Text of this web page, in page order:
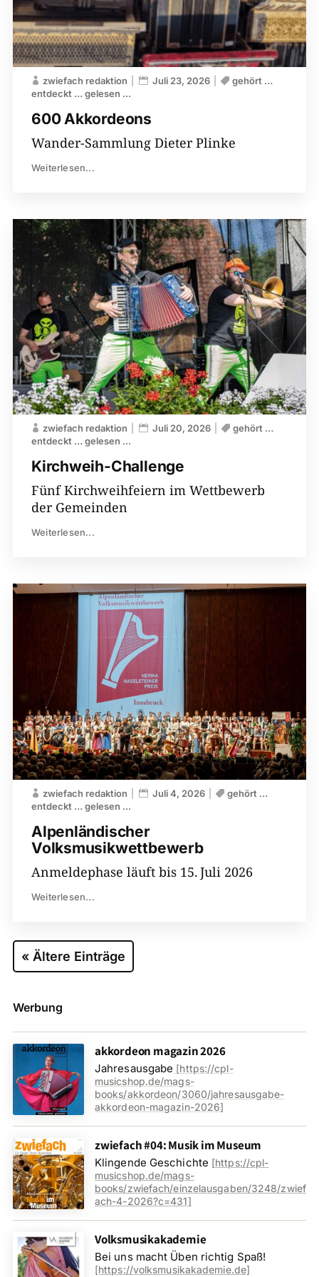
600 Akkordeons
zwiefach redaktion Juli 23, 2026
gehört …
entdeckt … gelesen ...
Wander-Sammlung Dieter Plinke
Weiterlesen...
Kirchweih-​Challenge
zwiefach redaktion Juli 20, 2026
gehört …
entdeckt … gelesen ...
Fünf Kirchweihfeiern im Wettbewerb
der Gemeinden
Weiterlesen...
Alpenländischer
Volksmusikwettbewerb
zwiefach redaktion Juli 4, 2026
gehört …
entdeckt … gelesen ...
Anmeldephase läuft bis 15. Juli 2026
Weiterlesen...
« Ältere Einträge
Werbung
akkordeon magazin 2026
Jahresausgabe [https://cpl-
musicshop.de/mags-
books/akkordeon/3060/jahresausgabe-
akkordeon-magazin-2026]
zwiefach #04: Musik im Museum
Klingende Geschichte [https://cpl-
musicshop.de/mags-
books/zwiefach/einzelausgaben/3248/zwief
ach-4-2026?c=431]
Volksmusikakademie
Bei uns macht Üben richtig Spaß!
[https://volksmusikakademie.de]